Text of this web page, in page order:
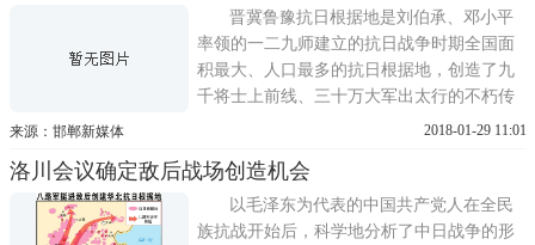
个行署，22个专署，150多个县政府，2500多
万人，成为当时全国最大的...
晋冀鲁豫抗日根据地是刘伯承、邓小平
率领的一二九师建立的抗日战争时期全国面
积最大、人口最多的抗日根据地，创造了九
千将士上前线、三十万大军出太行的不朽传
奇，发动了响堂铺战斗、香城固战斗、磁武
清、豫北、南乐、东平、安阳、阳谷等一系
列战役战斗，歼灭日伪军42万人，培养了一
大批治党治军治国的栋梁之才，为抗...
来源：邯郸新媒体 2018-01-29 11:01
洛川会议确定敌后战场创造机会
以毛泽东为代表的中国共产党人在全民
族抗战开始后，科学地分析了中日战争的形